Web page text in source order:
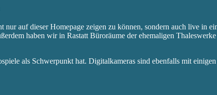
nur auf dieser Homepage zeigen zu können, sondern auch live in
haben wir in Rastatt Büroräume der ehemaligen
als Schwerpunkt hat. Digitalkameras sind ebenfalls mit